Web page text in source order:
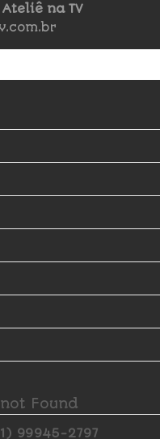
Ateliê na TV
Found
99945-2797